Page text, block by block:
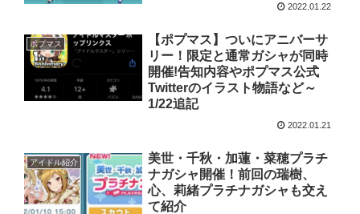
2022.01.22
ポプマス
【ポプマス】ついにアニバーサ
リー！限定と通常ガシャが同時
開催!告知内容やポプマス公式
Twitterのイラスト物語など～
1/22追記
2022.01.21
アイドル紹介
美世・千秋・加蓮・菜穂プラチ
ナガシャ開催！前回の瑞樹、
心、莉緒プラチナガシャも交え
て紹介